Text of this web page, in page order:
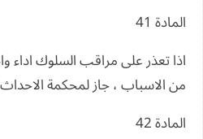
المادة 41
اذا تعذر على مراقب السلوك
من الاسباب ، جاز لمحكمة
المادة 42